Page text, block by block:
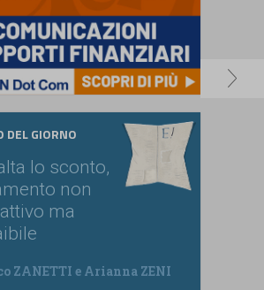
DEL GIORNO
lo sconto,
non
ma
ZANETTI e Arianna ZENI